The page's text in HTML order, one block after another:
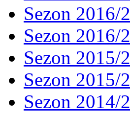
Sezon 2016/
Sezon 2016/
Sezon 2015/
Sezon 2015/
Sezon 2014/